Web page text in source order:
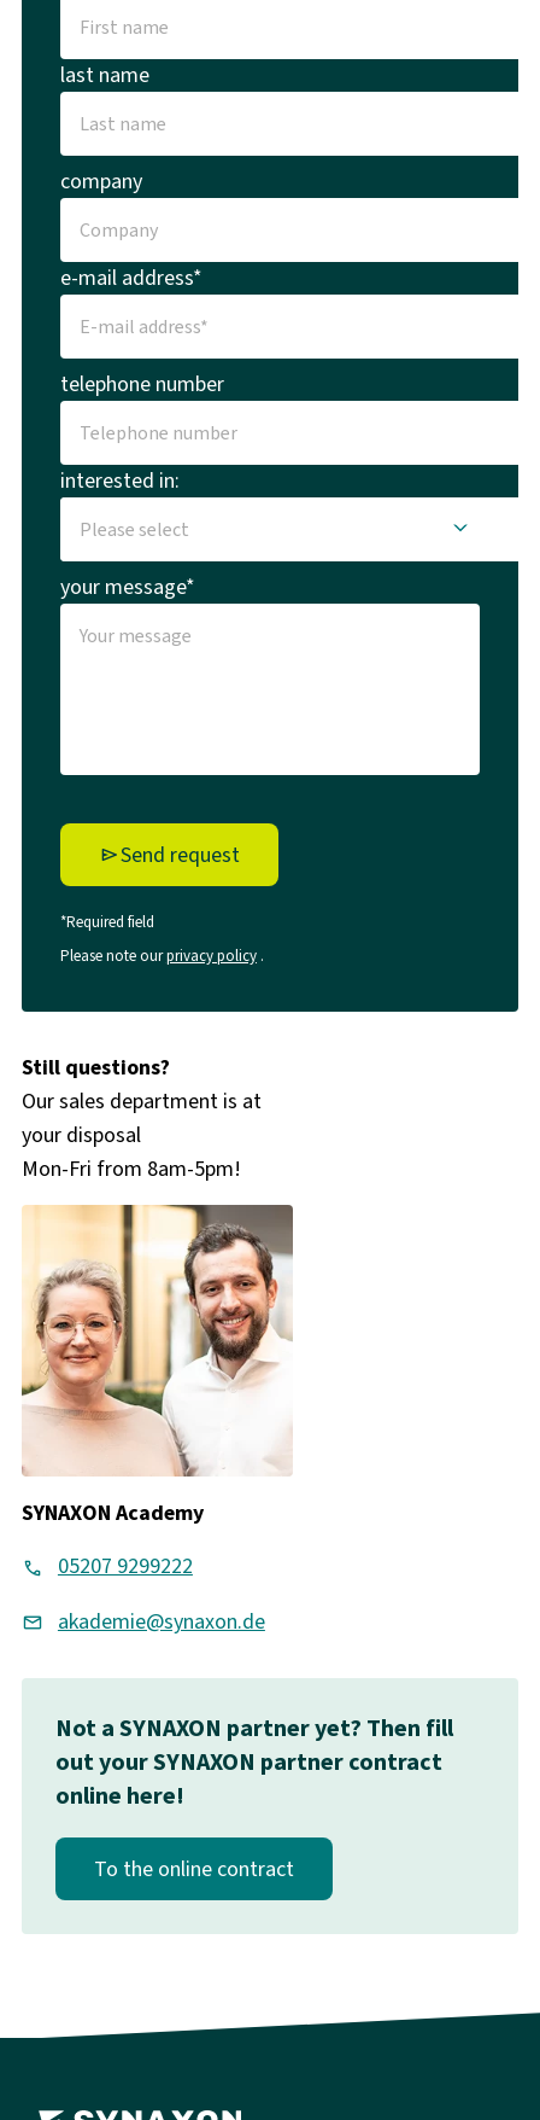
last name
company
e-mail address*
telephone number
interested in:
your message*
Send request
*Required field
Please note ourprivacy policy.
Still questions?
Our sales department is at
your disposal
Mon-Fri from 8am-5pm!
SYNAXON Academy
05207 9299222
akademie@synaxon.de
Not a SYNAXON partner yet? Then fill
out your SYNAXON partner contract
online here!
To the online contract